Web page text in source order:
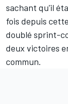
sachant qu'il
fois depuis
doublé sprint-
deux victoires
commun.